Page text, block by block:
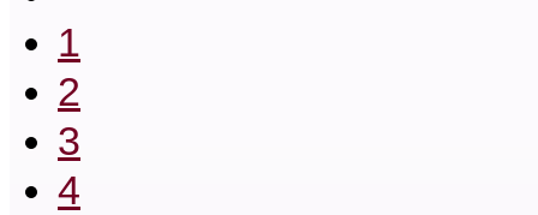
1
2
3
4